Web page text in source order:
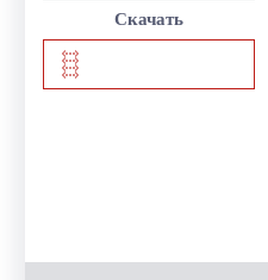
Скачать